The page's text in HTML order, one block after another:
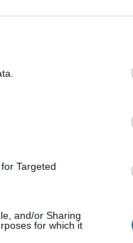
Targeted
and/or Sharing
for which it